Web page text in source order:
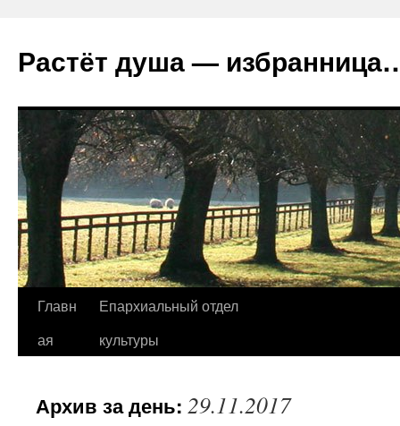
Растёт душа —
Перейти
Главн
ая
Епархиальный отдел
культуры
Архив за день: 29.11.2017